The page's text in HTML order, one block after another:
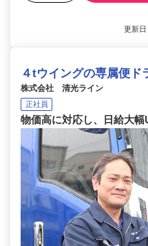
更新
４tウイングの専属便ド
株式会社 清光ライン
正社員
物価高に対応し、日給大